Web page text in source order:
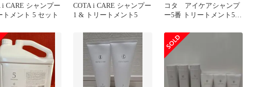
i CARE シャンプー
トメント 5 セット
COTA i CARE シャンプー
1 & トリートメント5
コタ アイケアシャンプ
ー5番 トリートメント5